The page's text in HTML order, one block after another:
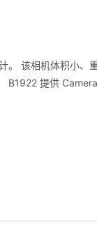
。 该相机体积小、
B1922 提供